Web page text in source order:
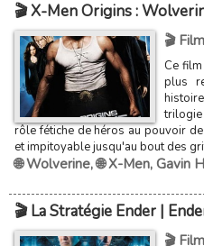
🎬 X-Men Origins :
🎬
Ce
plus
trilogie
rôle fétiche de héros au pouvoir
et impitoyable jusqu'au bout des
🌐 Wolverine,🌐 X-Men, Gavin
🎬 La Stratégie Ender |
🎬